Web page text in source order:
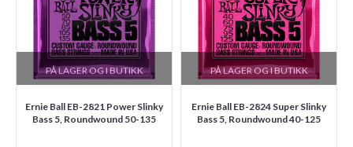
PÅ LAGER OG I BUTIKK
Ernie Ball EB-2821 Power Slinky
Bass 5, Roundwound 50-135
PÅ LAGER OG I BUTIKK
Ernie Ball EB-2824 Super Slinky
Bass 5, Roundwound 40-125